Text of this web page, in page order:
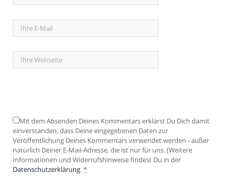
Mit dem Absenden Deines Kommentars erklärst Du Dich damit
einverstanden, dass Deine eingegebenen Daten zur
Veröffentlichung Deines Kommentars verwendet werden - außer
natürlich Deiner E-Mail-Adresse, die ist nur für uns. (Weitere
Informationen und Widerrufshinweise findest Du in der
Datenschutzerklärung.*